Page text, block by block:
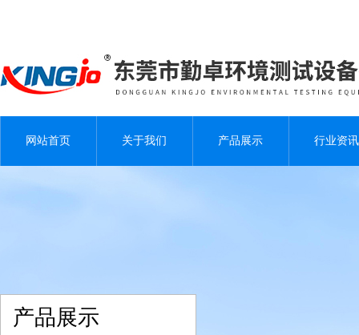
网站首页 关于我们 产品展示 行业资讯
产品展示